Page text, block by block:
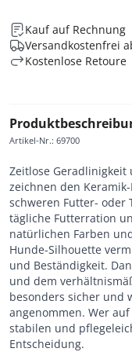
Kauf auf Rechnung
Versandkostenfrei
Kostenlose Retoure
Artikel-Nr.: 69700
Zeitlose
zeichnen den
schweren Futter- oder
tägliche Futterration
natürlichen Farben
Hunde-Silhouette
und Beständigkeit.
und dem
besonders sicher und
angenommen. Wer
stabilen und
Entscheidung.